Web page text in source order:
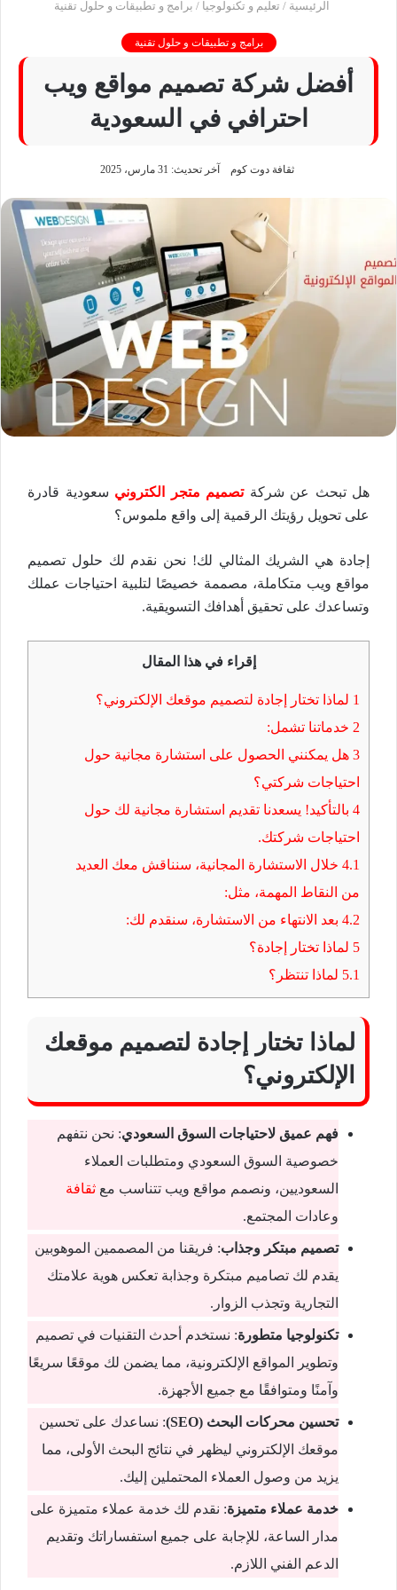
الرئيسية / تعليم و تكنولوجيا / برامج و تطبيقات و حلول تقنية
برامج و تطبيقات و حلول تقنية
أفضل شركة تصميم مواقع ويب
احترافي في السعودية
ثقافة دوت كوم آخر تحديث: 31 مارس، 2025
هل تبحث عن شركةتصميم متجر الكتروني سعودية قادرة
على تحويل رؤيتك الرقمية إلى واقع ملموس؟
إجادة هي الشريك المثالي لك! نحن نقدم لك حلول تصميم
مواقع ويب متكاملة، مصممة خصيصًا لتلبية احتياجات عملك
وتساعدك على تحقيق أهدافك التسويقية.
إقراء في هذا المقال
1 لماذا تختار إجادة لتصميم موقعك الإلكتروني؟
2 خدماتنا تشمل:
3 هل يمكنني الحصول على استشارة مجانية حول
احتياجات شركتي؟
4 بالتأكيد! يسعدنا تقديم استشارة مجانية لك حول
احتياجات شركتك.
4.1 خلال الاستشارة المجانية، سنناقش معك العديد
من النقاط المهمة، مثل:
4.2 بعد الانتهاء من الاستشارة، سنقدم لك:
5 لماذا تختار إجادة؟
5.1 لماذا تنتظر؟
لماذا تختار إجادة لتصميم موقعك
الإلكتروني؟
فهم عميق لاحتياجات السوق السعودي: نحن نتفهم
خصوصية السوق السعودي ومتطلبات العملاء
السعوديين، ونصمم مواقع ويب تتناسب مع ثقافة
وعادات المجتمع.
تصميم مبتكر وجذاب: فريقنا من المصممين الموهوبين
يقدم لك تصاميم مبتكرة وجذابة تعكس هوية علامتك
التجارية وتجذب الزوار.
تكنولوجيا متطورة: نستخدم أحدث التقنيات في تصميم
وتطوير المواقع الإلكترونية، مما يضمن لك موقعًا سريعًا
وآمنًا ومتوافقًا مع جميع الأجهزة.
تحسين محركات البحث (SEO)
: نساعدك على تحسين
موقعك الإلكتروني ليظهر في نتائج البحث الأولى، مما
يزيد من وصول العملاء المحتملين إليك.
خدمة عملاء متميزة: نقدم لك خدمة عملاء متميزة على
مدار الساعة، للإجابة على جميع استفساراتك وتقديم
الدعم الفني اللازم.